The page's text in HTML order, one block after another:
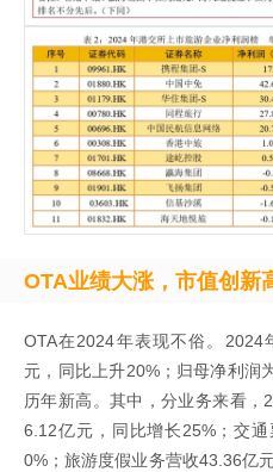
OTA业绩大涨，市值创新
OTA在2024年表现不俗。
元，同比上升20%；归母净利润
历年新高。其中，分业务来看，
6.12亿元，同比增长25%；交
0%；旅游度假业务营收43.36亿